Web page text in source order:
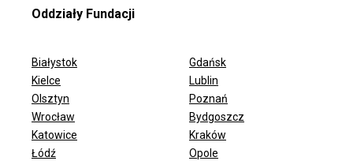
Oddziały Fundacji
ODDZIAŁY FUNDACJI
Białystok
Gdańsk
Kielce
Lublin
Olsztyn
Poznań
Wrocław
Bydgoszcz
Katowice
Kraków
Łódź
Opole